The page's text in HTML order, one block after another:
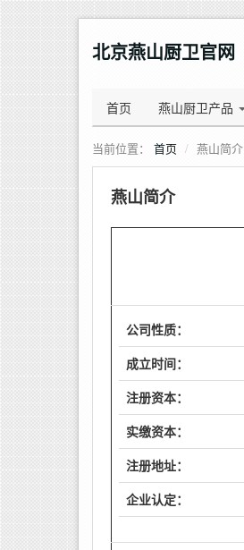
北京燕山厨卫官网
首页 燕山厨卫产品
当前位置： 首页 燕山简介
燕山简介
公司性质：
成立时间：
注册资本：
实缴资本：
注册地址：
企业认定：